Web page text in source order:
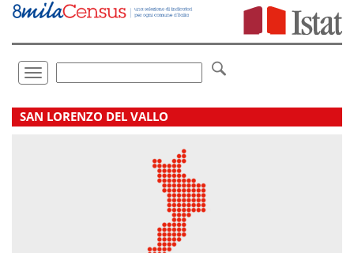
Vai
direttamente
Toggle
navigation
.
SAN LORENZO DEL VALLO